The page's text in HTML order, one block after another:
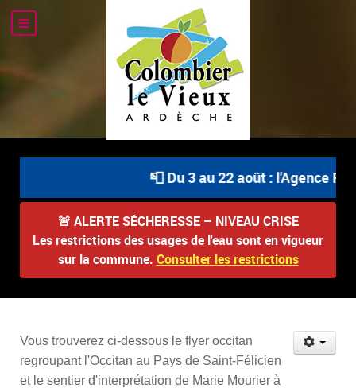
📮 Du 3 au 22 août : l'Agence
🚨 ALERTE SÉCHERESSE – NIVEAU CRISE
Les restrictions des usages de l'eau sont en vigueur
sur la commune. Consulter les restrictions
Vous trouverez ci-dessous le flyer occitan
regroupant l'Occitan au Pays de Saint-Félicien
et le sentier d'interprétation de Marie Mourier à